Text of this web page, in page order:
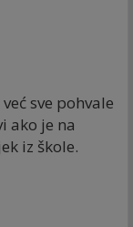
sve pohvale
ako je na
iz škole.